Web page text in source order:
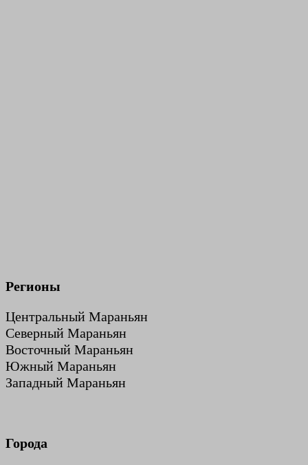
Регионы
Центральный Мараньян
Северный Мараньян
Восточный Мараньян
Южный Мараньян
Западный Мараньян
Города